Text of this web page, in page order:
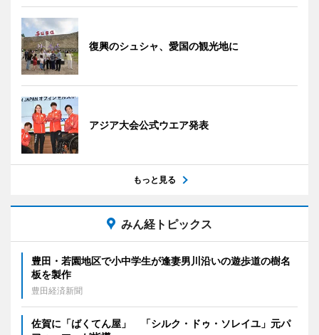
復興のシュシャ、愛国の観光地に
アジア大会公式ウエア発表
もっと見る
みん経トピックス
豊田・若園地区で小中学生が逢妻男川沿いの遊歩道の樹名
板を製作
豊田経済新聞
佐賀に「ばくてん屋」 「シルク・ドゥ・ソレイユ」元パ